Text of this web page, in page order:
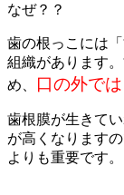
なぜ？？
歯の根っこには
組織があります
め、
口の外で
歯根膜が生きて
が高くなります
よりも重要です。